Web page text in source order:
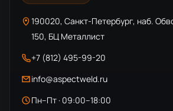
190020, Санкт-Петербург, наб.
150, БЦ Металлист
+7 (812) 495-99-20
info@aspectweld.ru
Пн–Пт · 09:00–18:00